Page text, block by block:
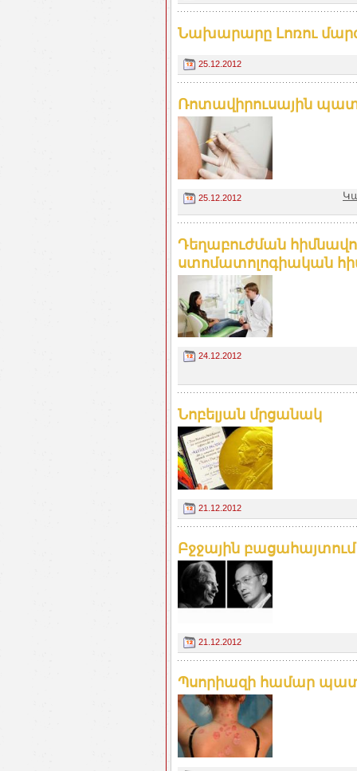
Նախարարը Լոռու
25.12.2012
Ռոտավիրուսային
25.12.2012
Դեղաբուժման
ստոմատոլոգիական
24.12.2012
Նոբելյան մրցանակ
21.12.2012
Բջջային բացահայտում
21.12.2012
Պսորիազի համար